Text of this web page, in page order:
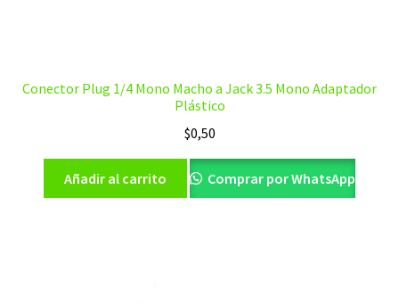
Conector Plug 1/4 Mono Macho a Jack 3.5 Mono Adaptador
Plástico
$0,50
Añadir al carrito Comprar por WhatsApp